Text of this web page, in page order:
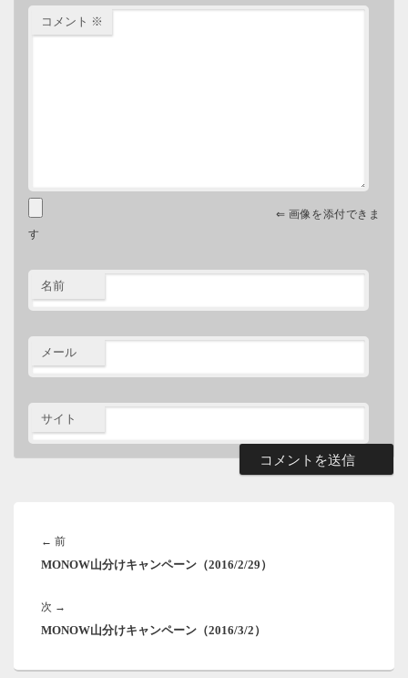
コメント ※
⇐ 画像を添付できま
す
名前
メール
サイト
ビ
ー
シ
← 前前
の
MONOW山分けキャンペーン（2016/2/29）
次 →
の
MONOW山分けキャンペーン（2016/3/2）